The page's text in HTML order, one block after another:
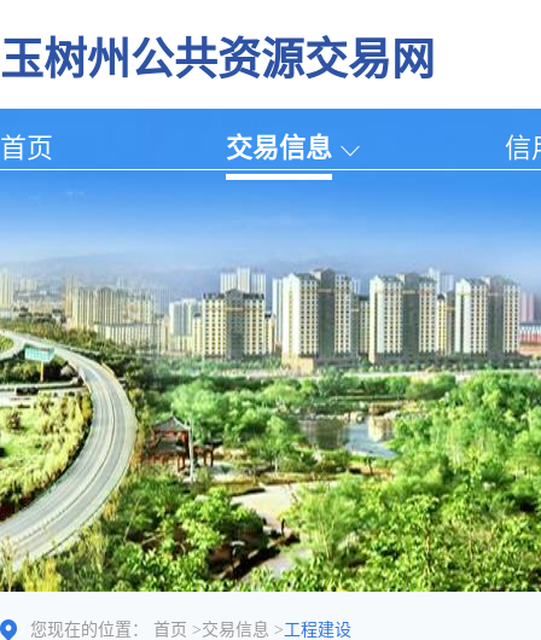
玉树州公共资源交易网
首页 交易信息 信
您现在的位置： 首页 >交易信息 >工程建设